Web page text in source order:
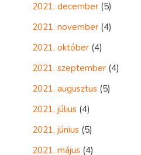
2021. december (5)
2021. november (4)
2021. október (4)
2021. szeptember (4)
2021. augusztus (5)
2021. július (4)
2021. június (5)
2021. május (4)